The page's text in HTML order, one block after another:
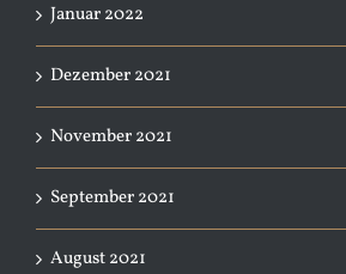
Januar 2022
Dezember 2021
November 2021
September 2021
August 2021